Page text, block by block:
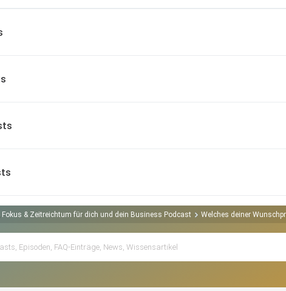
& Zeitreichtum für dich und dein Business Podcast Welches deiner